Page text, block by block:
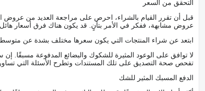
التحقق من السعر
قبل أن تقرر القيام بالشراء، احرص على مراجعة العديد من عروض
عروض مشابهة، ففكر في الأمر بتأنٍ. قد يكون هناك فرق أسعار هائل
ابتعد عن شراء المنتجات التي يكون سعرها مختلف بشدة عن
لا توافق على الوعود المثيرة للشكوك والبضائع المدفوعة
تفحص صحة التصديق على تلك المستندات وتطرح الأسئلة التي
الدفع المسبك المثير للشك